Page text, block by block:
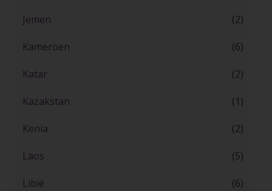
Jemen (2)
Kameroen (6)
Katar (2)
Kazakstan (1)
Kenia (2)
Laos (5)
Libië (6)